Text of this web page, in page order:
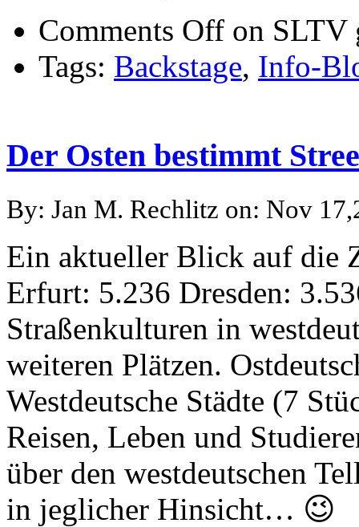
Comments Off on SLTV
Tags: Backstage, Info-
Der Osten bestimmt
By: Jan M. Rechlitz on: Nov
Ein aktueller Blick auf die
Erfurt: 5.236 Dresden:
Straßenkulturen in
weiteren Plätzen.
Westdeutsche Städte (7
Reisen, Leben und
über den westdeutschen
in jeglicher Hinsicht… 😉